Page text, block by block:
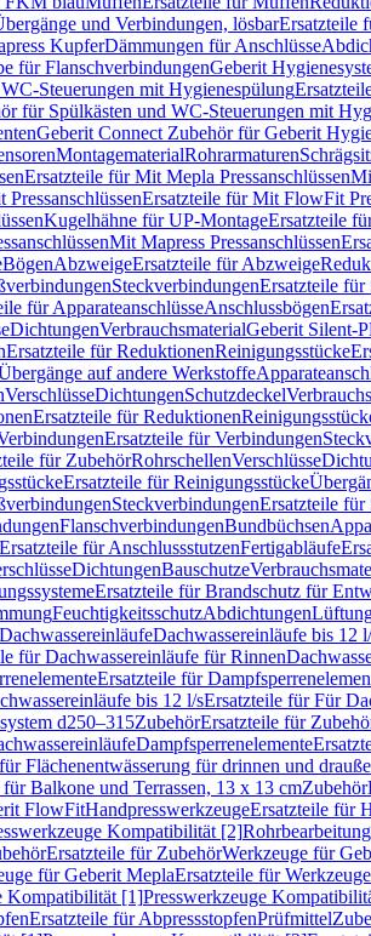
und Verbindungen, lösbarErsatzteile
KupferDämmungen für Anschlüsse
für FlanschverbindungenGeberit
Steuerungen mit Hygienespülung
für Spülkästen und WC-Steuerungen mit
Geberit Connect Zubehör für Geberit
MontagematerialRohrarmaturen
Ersatzteile für Mit Mepla Pressanschlüssen
Ersatzteile für Mit FlowFit
Kugelhähne für UP-MontageErsatzteile
Mit Mapress Pressanschlüssen
BögenAbzweigeErsatzteile für Abzweige
SteckverbindungenErsatzteile für
für ApparateanschlüsseAnschlussbögen
DichtungenVerbrauchsmaterialGeberit Silent-
Ersatzteile für ReduktionenReinigungsstücke
auf andere Werkstoffe
VerschlüsseDichtungenSchutzdeckel
Ersatzteile für Reduktionen
Ersatzteile für Verbindungen
für ZubehörRohrschellenVerschlüsse
Ersatzteile für Reinigungsstücke
SteckverbindungenErsatzteile für
FlanschverbindungenBundbüchsen
Ersatzteile für AnschlussstutzenFertigabläufe
DichtungenBauschutze
Ersatzteile für Brandschutz für
FeuchtigkeitsschutzAbdichtungen
Dachwassereinläufe bis 12
für Dachwassereinläufe für Rinnen
Ersatzteile für
bis 12 l/sErsatzteile für Für
d250–315ZubehörErsatzteile für
Dampfsperrenelemente
Flächenentwässerung für drinnen und
Balkone und Terrassen, 13 x 13 cmZubehör
FlowFitHandpresswerkzeugeErsatzteile für
Kompatibilität [2]
Ersatzteile für ZubehörWerkzeuge für
für Geberit MeplaErsatzteile für
Kompatibilität [1]Presswerkzeuge
Ersatzteile für AbpressstopfenPrüfmittel